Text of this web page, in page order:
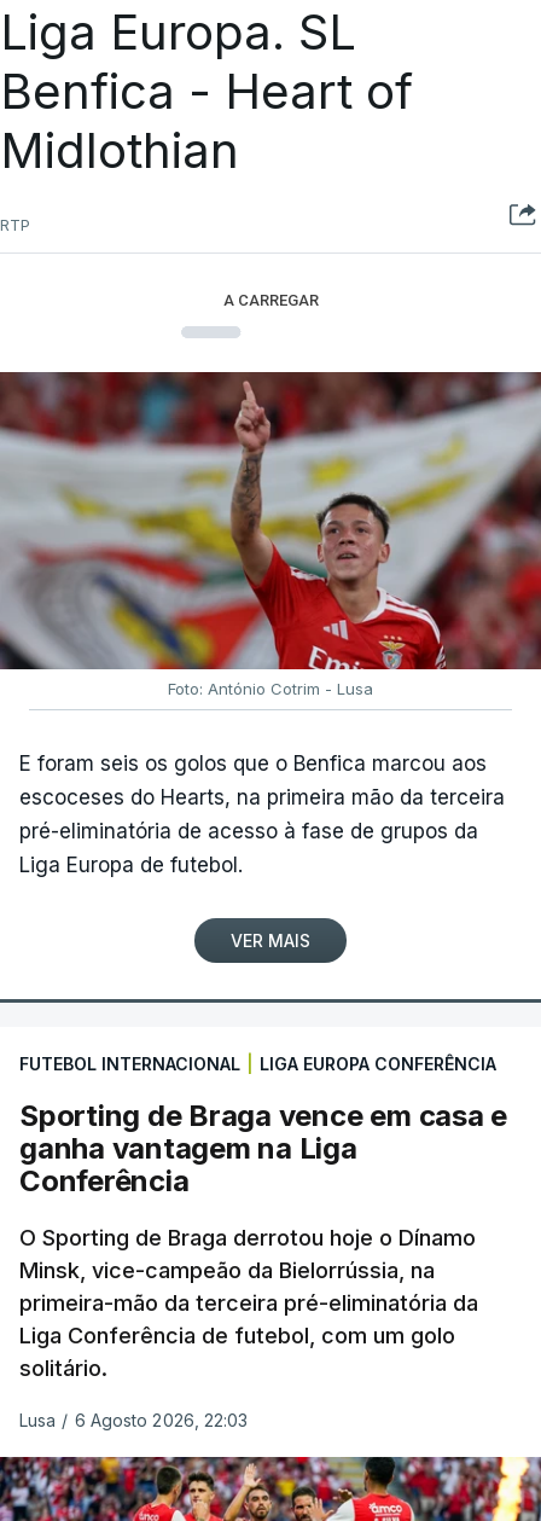
Liga Europa. SL
Benfica - Heart of
Midlothian
RTP
A CARREGAR
Foto: António Cotrim - Lusa
E foram seis os golos que o Benfica marcou aos
escoceses do Hearts, na primeira mão da terceira
pré-eliminatória de acesso à fase de grupos da
Liga Europa de futebol.
VER MAIS
FUTEBOL INTERNACIONAL LIGA EUROPA CONFERÊNCIA
Sporting de Braga vence em casa e
ganha vantagem na Liga
Conferência
O Sporting de Braga derrotou hoje o Dínamo
Minsk, vice-campeão da Bielorrússia, na
primeira-mão da terceira pré-eliminatória da
Liga Conferência de futebol, com um golo
solitário.
Lusa / 6 Agosto 2026, 22:03